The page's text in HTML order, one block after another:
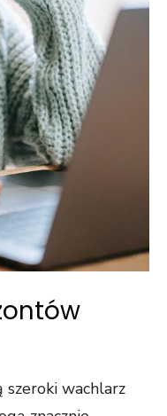
szeroki wachlarz